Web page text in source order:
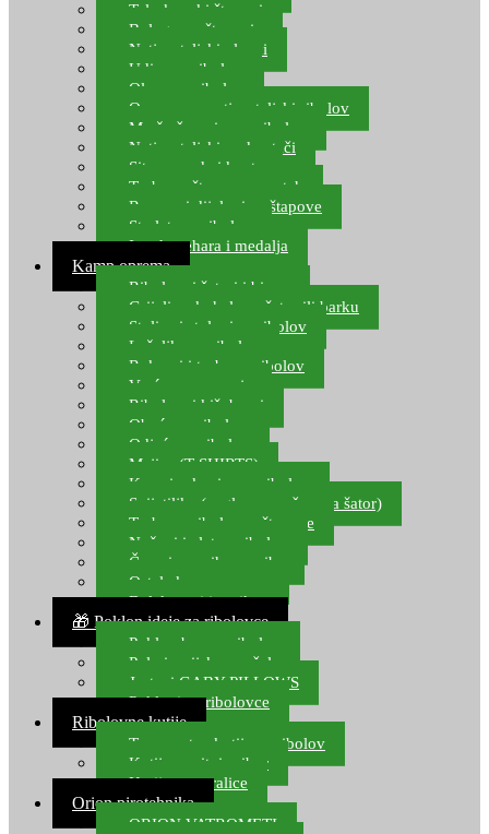
Teleskopski štapovi
Bolognese štapovi
Natjecateljski plovci
Udice za ribolov
Olovo za ribolov
Oprema za natjecateljski ribolov
Mreže čuvarice za ribolov
Natjecateljski podmetači
Sito, posude i kante
Torbe za štapove – match
Rezervni dijelovi za štapove
Starlete za ribolov
Izrada pehara i medalja
Kamp oprema
Ribolovni šatori i bivvy
Grijalice, kuhala za šator ili barku
Stolice i stolovi za ribolov
Ležaljke za ribolov
Ruksaci i torbe za ribolov
Vreće za spavanje
Ribolovni kišobrani
Obuća za ribolov
Odjeća za ribolov
Majice (T-SHIRTS)
Kape i rukavice za ribolov
Svijetiljke (naglavne, ručne, za šator)
Torbe za ribolovne štapove
Noževi i alat za ribolov
Čamci za prihranu ribe
Ostala kamp oprema
Dalekozori i optika
🎁 Poklon ideje za ribolovce
Poklon bon za ribolov
Polarizacijske naočale
Jastuci GABY PILLOWS
Pokloni za ribolovce
Ribolovne kutije
Transportne kutije za ribolov
Kutije za sitni pribor
Kutije za varalice
Orion pirotehnika
ORION VATROMETI